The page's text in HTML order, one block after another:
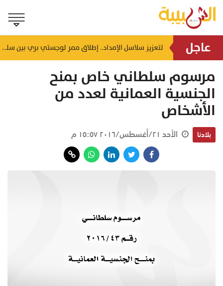
عاجل منذ ساعتين لتعزيز سلاسل الإمداد.. إطلاق ممر لوجستي بري بين سلطنة عُمان والمملكة العربية السعودية
مرسوم سلطاني خاص بمنح
الجنسية العمانية لعدد من
الأشخاص
بلادنا الأحد ٢١/أغسطس/٢٠١٦ ١٥:٥٧ م